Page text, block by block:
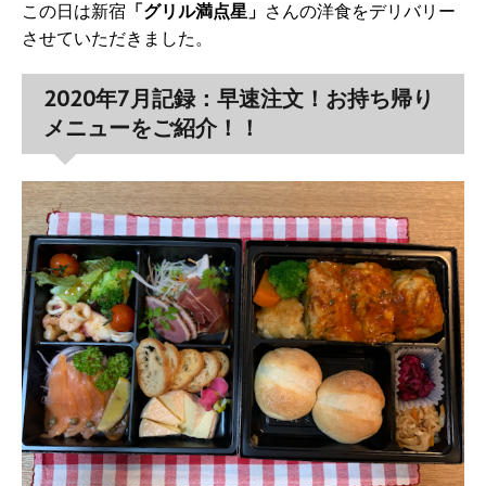
この日は新宿 「グリル満点星」 さんの洋食をデリバリー
させていただきました。
2020年7月記録：早速注文！お持ち帰り
メニューをご紹介！！